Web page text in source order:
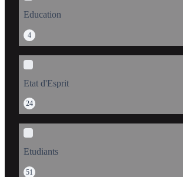
Education
4
Etat d'Esprit
24
Etudiants
51